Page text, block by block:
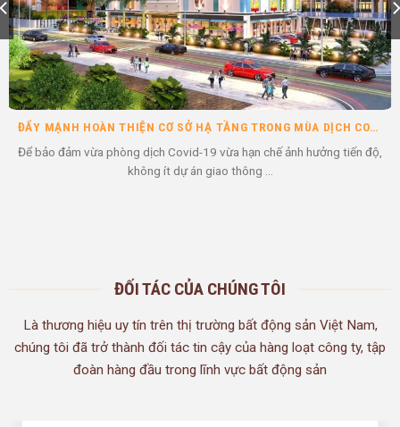
BẤT ĐỘNG SẢN LONG AN LÀ KÊNH ĐẦU TƯ LÝ TƯỞNG HÀNG ĐẦU HIỆN NAY
BĐS vẫn là kênh đầu tư hấp dẫn Tại Việt Nam, kể từ tháng 3/2020,
“cơn sốt đất nền” đã ...
ĐỐI TÁC CỦA CHÚNG TÔI
Là thương hiệu uy tín trên thị trường bất động sản Việt Nam,
chúng tôi đã trở thành đối tác tin cậy của hàng loạt công ty, tập
đoàn hàng đầu trong lĩnh vực bất động sản